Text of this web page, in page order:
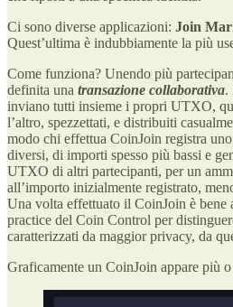
Ci sono diverse applicazioni: Join
Quest’ultima è indubbiamente la più
Come funziona? Unendo più
definita una transazione collaborativa.
inviano tutti insieme i propri UTXO,
l’altro, spezzettati, e distribuiti
modo chi effettua CoinJoin registra
diversi, di importi spesso più bassi e
UTXO di altri partecipanti, per un
all’importo inizialmente registrato,
Una volta effettuato il CoinJoin è bene
practice del Coin Control per
caratterizzati da maggior privacy, da
Graficamente un CoinJoin appare più